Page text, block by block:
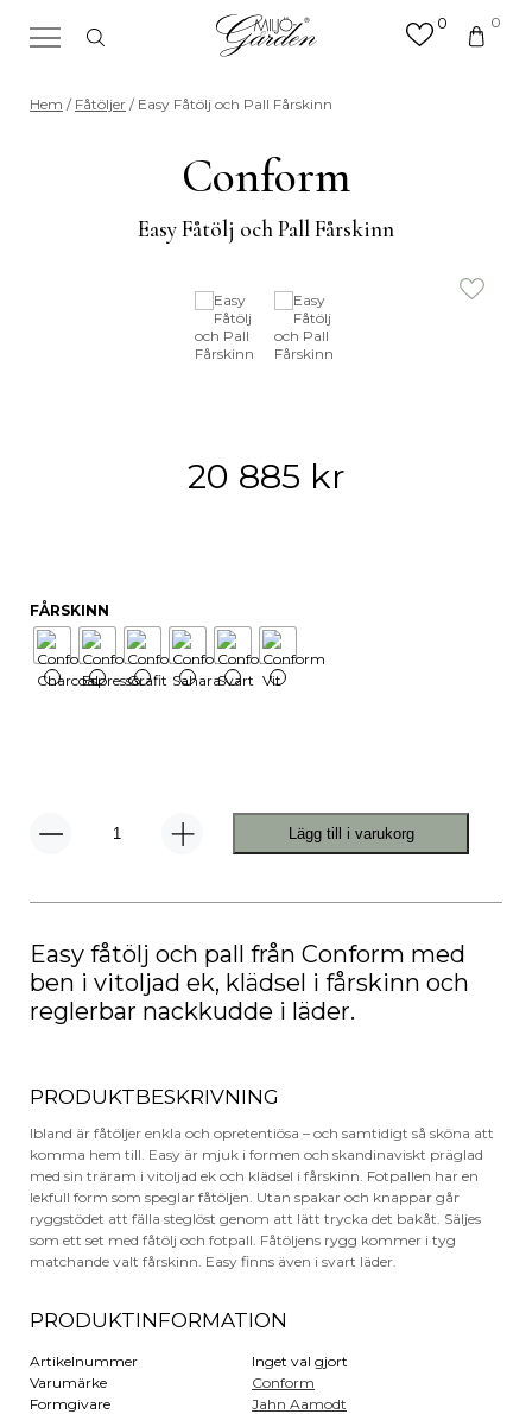
0 0
Sök efter valfri produkt eller
kategori
Hem / Fåtöljer / Easy Fåtölj och Pall Fårskinn
Conform
Easy Fåtölj och Pall Fårskinn
20 885 kr
FÅRSKINN
Easy
Lägg till i varukorg
Easy fåtölj och pall från Conform med
ben i vitoljad ek, klädsel i fårskinn och
reglerbar nackkudde i läder.
PRODUKTBESKRIVNING
Ibland är fåtöljer enkla och opretentiösa – och samtidigt så sköna att
komma hem till. Easy är mjuk i formen och skandinaviskt präglad
med sin träram i vitoljad ek och klädsel i fårskinn. Fotpallen har en
lekfull form som speglar fåtöljen. Utan spakar och knappar går
ryggstödet att fälla steglöst genom att lätt trycka det bakåt. Säljes
som ett set med fåtölj och fotpall. Fåtöljens rygg kommer i tyg
matchande valt fårskinn. Easy finns även i svart läder.
PRODUKTINFORMATION
Artikelnummer
Inget val gjort
Varumärke
Conform
Formgivare
Jahn Aamodt